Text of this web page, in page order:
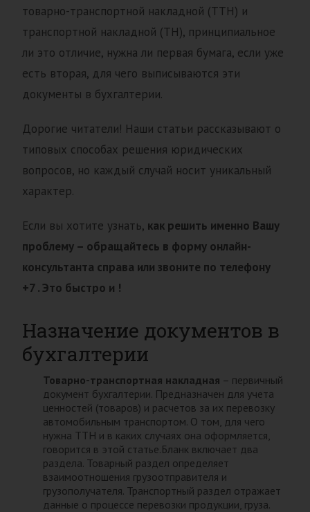
товарно-транспортной накладной (ТТН) и
транспортной накладной (ТН), принципиальное
ли это отличие, нужна ли первая бумага, если уже
есть вторая, для чего выписываются эти
документы в бухгалтерии.
Дорогие читатели! Наши статьи рассказывают о
типовых способах решения юридических
вопросов, но каждый случай носит уникальный
характер.
Если вы хотите узнать, как решить именно Вашу
проблему – обращайтесь в форму онлайн-
консультанта справа или звоните по телефону
+7 . Это быстро и !
Назначение документов в
бухгалтерии
Товарно-транспортная накладная – первичный
документ бухгалтерии. Предназначен для учета
ценностей (товаров) и расчетов за их перевозку
автомобильным транспортом. О том, для чего
нужна ТТН и в каких случаях она оформляется,
говорится в этой статье.Бланк включает два
раздела. Товарный раздел определяет
взаимоотношения грузоотправителя и
грузополучателя. Транспортный раздел отражает
данные о процессе перевозки продукции, груза.